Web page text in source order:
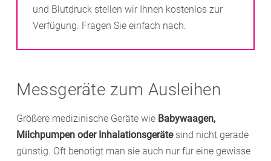
und Blutdruck stellen wir Ihnen kostenlos zur
Verfügung. Fragen Sie einfach nach.
Messgeräte zum Ausleihen
Größere medizinische Geräte wie Babywaagen,
Milchpumpen oder Inhalationsgerätesind nicht gerade
günstig. Oft benötigt man sie auch nur für eine gewisse